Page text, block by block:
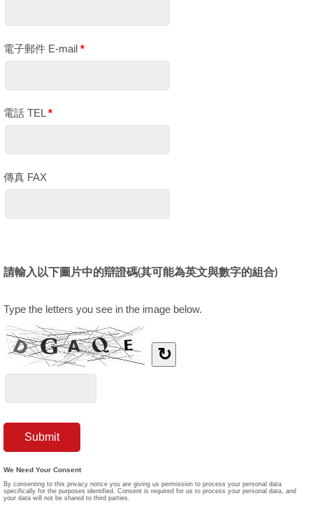
電子郵件 E-mail *
電話 TEL*
傳真 FAX
請輸入以下圖片中的辯證碼(其可能為英文與數字的組合)
Type the letters you see in the image below.
↻
We Need Your Consent
By consenting to this privacy notice you are giving us permission to process your personal data
specifically for the purposes identified. Consent is required for us to process your personal data, and
your data will not be shared to third parties.